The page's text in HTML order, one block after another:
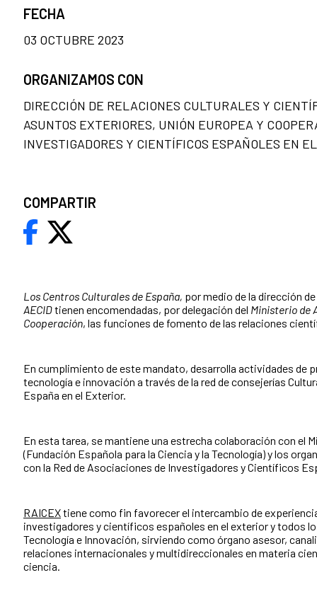
Los Centros Culturales de España, por medio de la dirección
AECIDtienen encomendadas, por delegación del Ministerio de
Cooperación, las funciones de fomento de las relaciones
En cumplimiento de este mandato, desarrolla actividades de
tecnología e innovación a través de la red de consejerías
España en el Exterior.
En esta tarea, se mantiene una estrecha colaboración con el
(Fundación Española para la Ciencia y la Tecnología) y los
con la Red de Asociaciones de Investigadores y Científicos
RAICEXtiene como fin favorecer el intercambio de
investigadores y científicos españoles en el exterior y todos
Tecnología e Innovación, sirviendo como órgano asesor,
relaciones internacionales y multidireccionales en materia
ciencia.
FECHA
03 OCTUBRE 2023
ORGANIZAMOS CON
DIRECCIÓN DE RELACIONES CULTURALES Y
ASUNTOS EXTERIORES, UNIÓN EUROPEA Y
INVESTIGADORES Y CIENTÍFICOS ESPAÑOLES EN
COMPARTIR